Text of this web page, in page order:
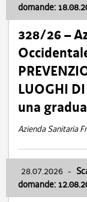
domande:
328/26 –
LUOGHI
una
Azienda Sanitaria
28.07.2026 -
domande: